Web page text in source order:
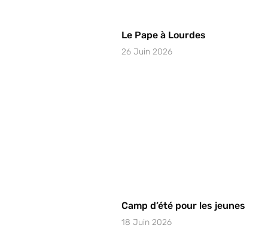
Le Pape à Lourdes
26 Juin 2026
Camp d’été pour les jeunes
18 Juin 2026